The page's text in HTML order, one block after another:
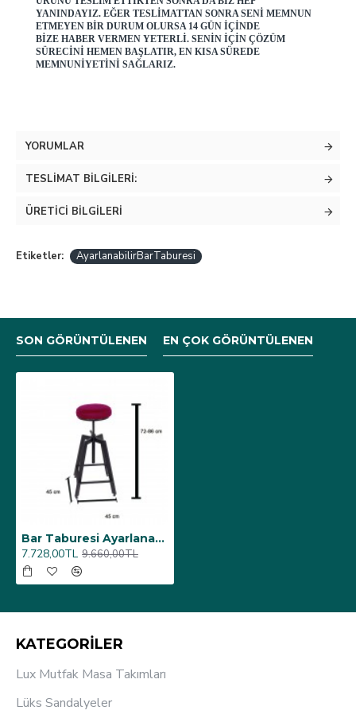
YANINDAYIZ. EĞER TESLIMATTAN SONRA SENI MEMNUN
ETMEYEN BIR DURUM OLURSA 14 GÜN IÇINDE
BIZE HABER VERMEN YETERLI. SENIN IÇIN ÇÖZÜM
SÜRECINI HEMEN BAŞLATIR, EN KISA SÜREDE
MEMNUNIYETINI SAĞLARIZ.
YORUMLAR
TESLIMAT BILGILERI:
ÜRETICI BILGILERI
Etiketler: AyarlanabilirBarTaburesi
SON GÖRÜNTÜLENEN EN ÇOK GÖRÜNTÜLENEN
Bar Taburesi Ayarlanabilir - Mor
7.728,00TL 9.660,00TL
KATEGORİLER
Lux Mutfak Masa Takımları
Lüks Sandalyeler